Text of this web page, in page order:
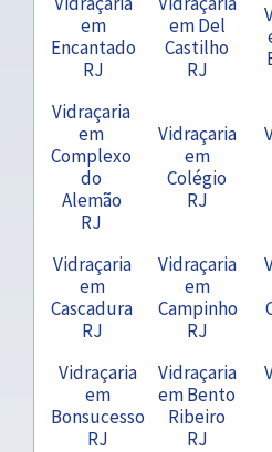
em
Encantado
RJ
em Del
Castilho
RJ
Vidraçaria
em
Complexo
do
Alemão
RJ
Vidraçaria
em
Colégio
RJ
Vidraçaria
em
Cascadura
RJ
Vidraçaria
em
Campinho
RJ
Vidraçaria
em
Bonsucesso
RJ
Vidraçaria
em Bento
Ribeiro
RJ